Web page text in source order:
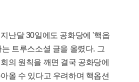
난달 30일에도 공화당에 '핵옵
트루스소셜 글을 올렸다. 그
의 원칙을 깨면 결국 공화당에
올 수 있다고 우려하며 핵옵션